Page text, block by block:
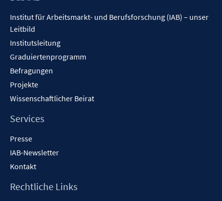
Institut für Arbeitsmarkt- und Berufsforschung (IAB) – unser
Leitbild
Institutsleitung
Graduiertenprogramm
Befragungen
Projekte
Wissenschaftlicher Beirat
Services
Presse
IAB-Newsletter
Kontakt
Rechtliche Links